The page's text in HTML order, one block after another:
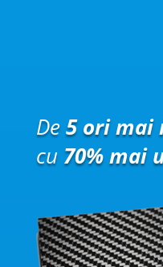
De5 ori mai
cu 70% mai